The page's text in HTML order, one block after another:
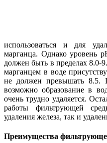
использоваться и для
марганца. Однако уровень
должен быть в пределах 8.0-
марганцем в воде
не должен превышать 8.5.
возможно образование в
очень трудно удаляется.
работы фильтрующей
удаления железа, так и
Преимущества